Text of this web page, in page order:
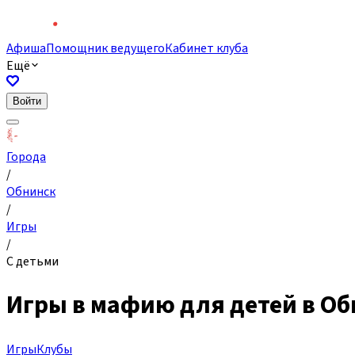
АфишаПомощник ведущегоКабинет клуба
Ещё
Войти
Города
/
Обнинск
/
Игры
/
С детьми
Игры в мафию для детей в
ИгрыКлубы